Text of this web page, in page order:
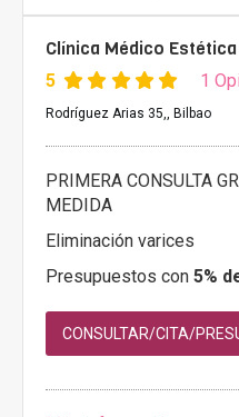
Clínica Médico Estética
5 1
Rodríguez Arias 35,, Bilbao
PRIMERA CONSULTA
MEDIDA
Eliminación varices
Presupuestos con 5%
CONSULTAR/CITA/